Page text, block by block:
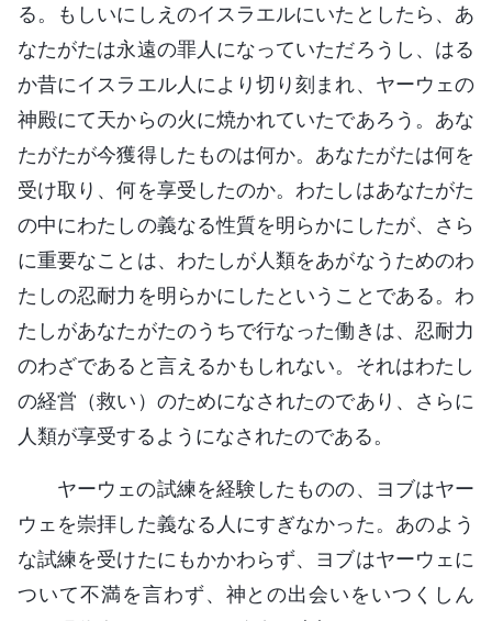
る。もしいにしえのイスラエルにいたとしたら、あ
なたがたは永遠の罪人になっていただろうし、はる
か昔にイスラエル人により切り刻まれ、ヤーウェの
神殿にて天からの火に焼かれていたであろう。あな
たがたが今獲得したものは何か。あなたがたは何を
受け取り、何を享受したのか。わたしはあなたがた
の中にわたしの義なる性質を明らかにしたが、さら
に重要なことは、わたしが人類をあがなうためのわ
たしの忍耐力を明らかにしたということである。わ
たしがあなたがたのうちで行なった働きは、忍耐力
のわざであると言えるかもしれない。それはわたし
の経営（救い）のためになされたのであり、さらに
人類が享受するようになされたのである。
ヤーウェの試練を経験したものの、ヨブはヤー
ウェを崇拝した義なる人にすぎなかった。あのよう
な試練を受けたにもかかわらず、ヨブはヤーウェに
ついて不満を言わず、神との出会いをいつくしん